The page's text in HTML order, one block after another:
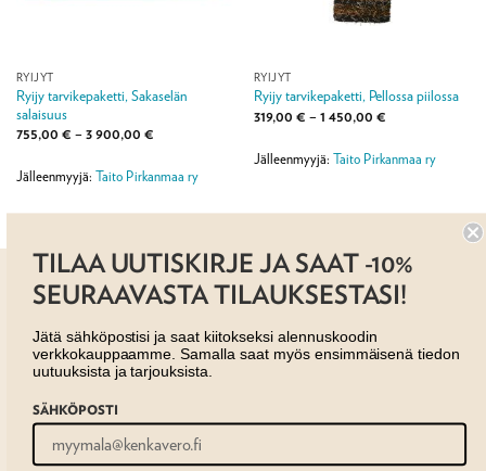
RYIJYT
Ryijy tarvikepaketti, Sakaselän
salaisuus
755,00 € – 3 900,00 €Hintaluokka:
3
900,00 €
Jälleenmyyjä: Taito Pirkanmaa ry
RYIJYT
Ryijy tarvikepaketti, Pellossa piilossa
319,00 € – 1 450,00 €Hintaluokka:
1
450,00 €
Jälleenmyyjä: Taito Pirkanmaa ry
AJANKOHTAISTA MYYMÄLÄT
Copyright 2026 ©
TILAA UUTISKIRJE JA SAAT -10%
SEURAAVASTA TILAUKSESTASI!
Jätä sähköpostisi ja saat kiitokseksi alennuskoodin
verkkokauppaamme. Samalla saat myös ensimmäisenä tiedon
uutuuksista ja tarjouksista.
SÄHKÖPOSTI